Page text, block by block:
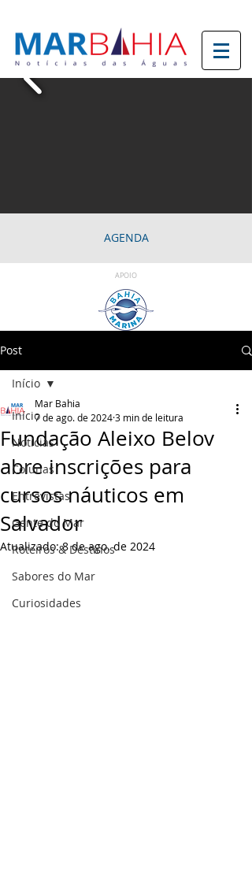
AGENDA
APOIO
Post
Início
Notícias
Colunas
Entrevistas
Gente do Mar
Roteiros & Destinos
Sabores do Mar
Curiosidades
Início
Fundação Aleixo Belov
abre inscrições para
cursos náuticos em
Salvador
Mar Bahia
7 de ago. de 20243 min de leitura
Atualizado:8 de ago. de 2024